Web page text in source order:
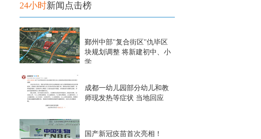
24小时新闻点击榜
鄞州中部"复合街区"仇毕区
块规划调整 将新建初中、小
学
成都一幼儿园部分幼儿和教
师现发热等症状 当地回应
国产新冠疫苗首次亮相！